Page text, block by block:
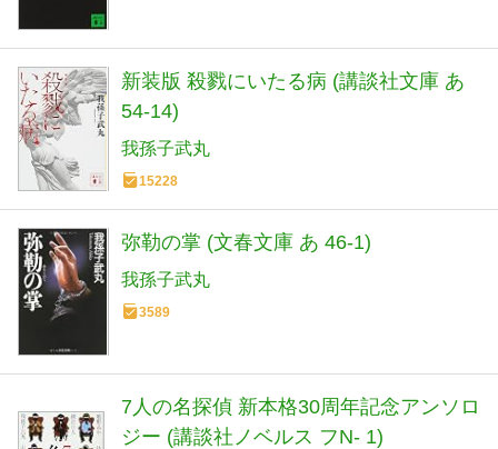
新装版 殺戮にいたる病 (講談社文庫 あ
54-14)
我孫子武丸
15228
弥勒の掌 (文春文庫 あ 46-1)
我孫子武丸
3589
7人の名探偵 新本格30周年記念アンソロ
ジー (講談社ノベルス フN- 1)